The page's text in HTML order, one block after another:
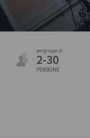
per gruppi di
2-30
PERSONE